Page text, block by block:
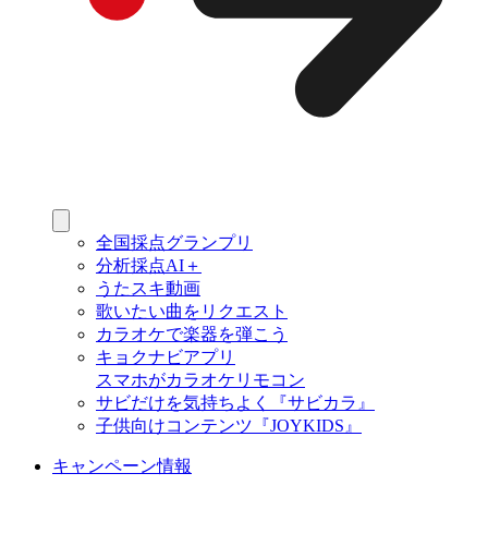
全国採点グランプリ
分析採点AI＋
うたスキ動画
歌いたい曲をリクエスト
カラオケで楽器を弾こう
キョクナビアプリ
スマホがカラオケリモコン
サビだけを気持ちよく『サビカラ』
子供向けコンテンツ『JOYKIDS』
キャンペーン情報